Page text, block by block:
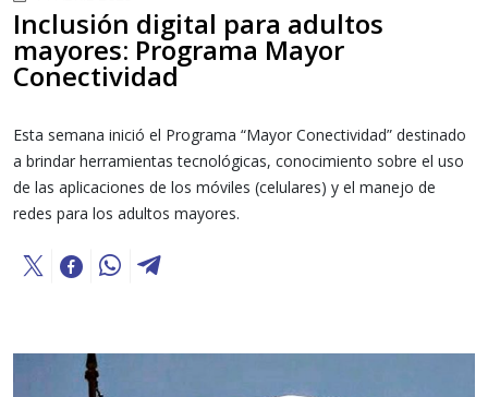
Inclusión digital para adultos
mayores: Programa Mayor
Conectividad
Esta semana inició el Programa “Mayor Conectividad” destinado
a brindar herramientas tecnológicas, conocimiento sobre el uso
de las aplicaciones de los móviles (celulares) y el manejo de
redes para los adultos mayores.